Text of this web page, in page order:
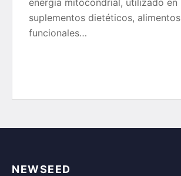
energía mitocondrial, utilizado en
suplementos dietéticos, alimentos
funcionales…
NEWSEED